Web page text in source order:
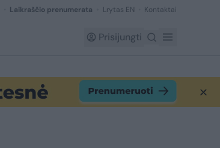
Laikraščio prenumerata Lrytas EN Kontaktai
Prisijungti